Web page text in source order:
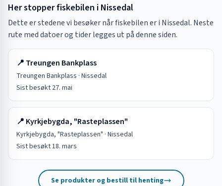
Her stopper fiskebilen i Nissedal
Dette er stedene vi besøker når fiskebilen er i Nissedal. Neste
rute med datoer og tider legges ut på denne siden.
📍 Treungen Bankplass
Treungen Bankplass · Nissedal
Sist besøkt 27. mai
📍 Kyrkjebygda, "Rasteplassen"
Kyrkjebygda, "Rasteplassen" · Nissedal
Sist besøkt18. mars
Se produkter og bestill til henting